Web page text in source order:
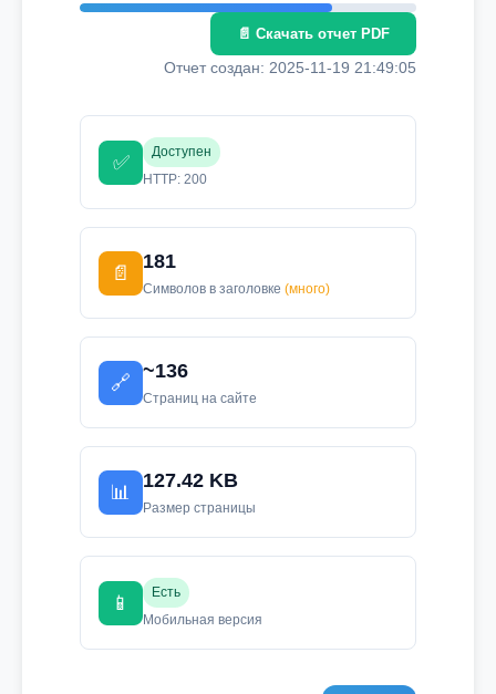
📄 Скачать отчет PDF
Отчет создан: 2025-11-19 21:49:05
✅
Доступен
HTTP: 200
📄
181
Символов в заголовке (много)
🔗
~136
Страниц на сайте
📊
127.42 KB
Размер страницы
📱
Есть
Мобильная версия